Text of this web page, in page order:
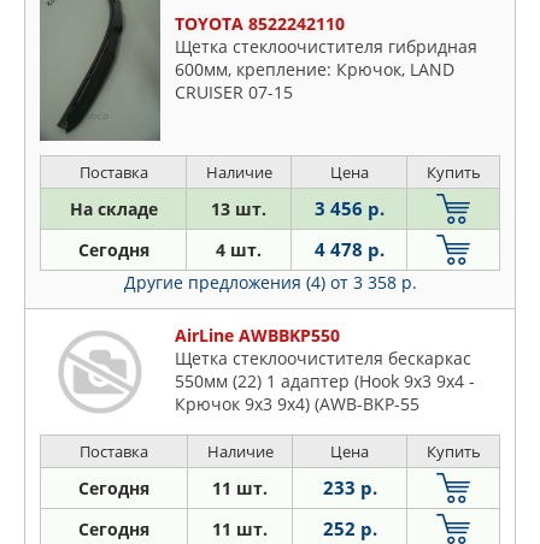
TOYOTA 8522242110
Щетка стеклоочистителя гибридная
600мм, крепление: Крючок, LAND
CRUISER 07-15
Поставка Наличие Цена Купить
На складе 13 шт. 3 456 р.
Сегодня 4 шт. 4 478 р.
Другие предложения (4) от 3 358 р.
AirLine AWBBKP550
Щетка стеклоочистителя бескаркас
550мм (22) 1 адаптер (Hook 9x3 9x4 -
Крючок 9x3 9x4) (AWB-BKP-55
Поставка Наличие Цена Купить
Сегодня 11 шт. 233 р.
Сегодня 11 шт. 252 р.